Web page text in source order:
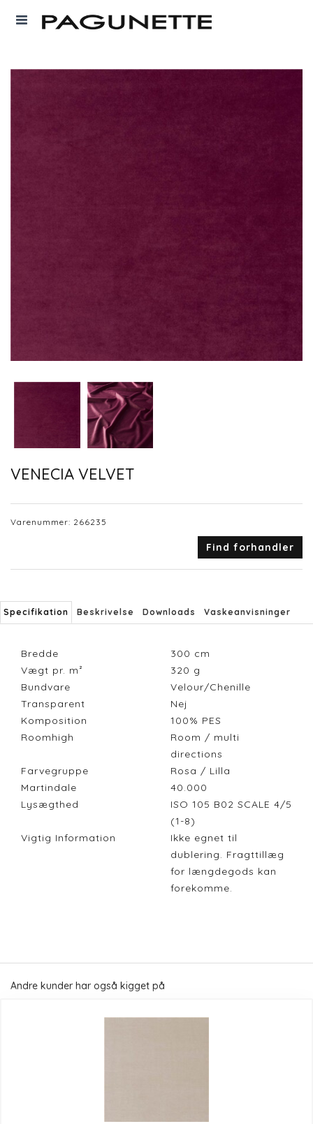
VENECIA VELVET
Varenummer: 266235
Find forhandler
Specifikation Beskrivelse Downloads Vaskeanvisninger
Bredde 300 cm
Vægt pr. m²
320 g
Bundvare
Velour/Chenille
Transparent
Nej
Komposition
100% PES
Roomhigh
Room / multi
directions
Farvegruppe
Rosa / Lilla
Martindale
40.000
Lysægthed
ISO 105 B02 SCALE 4/5
(1-8)
Vigtig Information
Ikke egnet til
dublering. Fragttillæg
for længdegods kan
forekomme.
Andre kunder har også kigget på